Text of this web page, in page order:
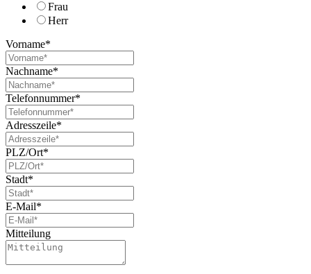
Frau
Herr
Vorname*
Nachname*
Telefonnummer*
Adresszeile*
PLZ/Ort*
Stadt*
E-Mail*
Mitteilung